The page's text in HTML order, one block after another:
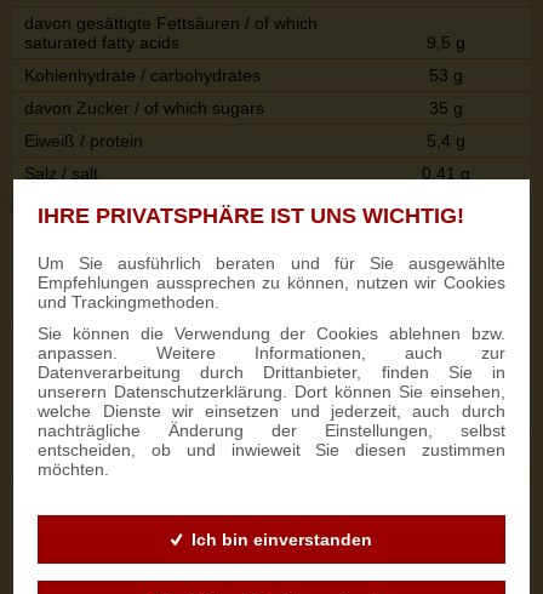
IHRE PRIVATSPHÄRE IST UNS WICHTIG!
Um Sie ausführlich beraten und für Sie ausgewählte
Empfehlungen aussprechen zu können, nutzen wir Cookies
und Trackingmethoden.
Sie können die Verwendung der Cookies ablehnen bzw.
anpassen. Weitere Informationen, auch zur
Datenverarbeitung durch Drittanbieter, finden Sie in
unserern Datenschutzerklärung. Dort können Sie einsehen,
welche Dienste wir einsetzen und jederzeit, auch durch
nachträgliche Änderung der Einstellungen, selbst
entscheiden, ob und inwieweit Sie diesen zustimmen
möchten.
Ich bin einverstanden
davon gesättigte Fettsäuren / of which
saturated fatty acids
9,5 g
Kohlenhydrate / carbohydrates
53 g
davon Zucker / of which sugars
35 g
Eiweiß / protein
5,4 g
Salz / salt
0,41 g
* Referenzmenge für einen durchschnittlichen Erwachsenen (8400 kj/ 2000 kcal)./ Reference
intake of an average adult (8400 kj/ 2000 kcal).